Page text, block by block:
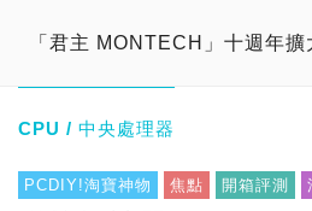
「君主 MONTECH」十週年
CPU / 中央處理器
PCDIY!淘寶神物 焦點 開箱評測